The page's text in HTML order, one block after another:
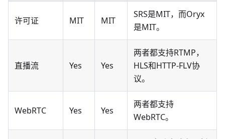
许可证 MIT MIT
SRS是MIT，而Oryx
是MIT。
直播流 Yes Yes
两者都支持RTMP，
HLS和HTTP-FLV协
议。
WebRTC Yes Yes
两者都支持
WebRTC。